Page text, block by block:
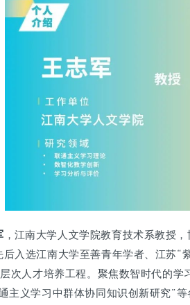
， 江南大学人文学院教育技术系教授
后入选江南大学至善青年学者、江苏“
次人才培养工程。聚焦数智时代的
主义学习中群体协同知识创新研究”